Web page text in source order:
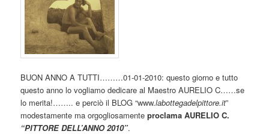
BUON ANNO A TUTTI………01-01-2010: questo giorno e tutto
questo anno lo vogliamo dedicare al Maestro AURELIO C……se
lo merita!…….. e perciò il BLOG “www.labottegadelpittore.it”
modestamente ma orgogliosamente proclama AURELIO C.
“PITTORE DELL’ANNO 2010”.